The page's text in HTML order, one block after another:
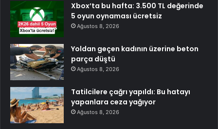
Xbox’ta bu hafta: 3.500 TL değerinde
5 oyun oynaması ücretsiz
Ağustos 8, 2026
Yoldan geçen kadının üzerine beton
parça düştü
Ağustos 8, 2026
Tatilcilere çağrı yapıldı: Bu hatayı
yapanlara ceza yağıyor
Ağustos 8, 2026